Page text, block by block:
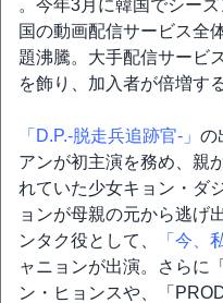
。今年3月に韓国でシー
国の動画配信サービス全
題沸騰。大手配信サービ
を飾り、加入者が倍増す
「D.P.-脱走兵追跡官-」 の
アンが初主演を務め、親
れていた少女キョン・ダ
ョンが母親の元から逃げ
ンタク役として、
「今、
ャニョンが出演。さらに
ン・ヒョンスや、「